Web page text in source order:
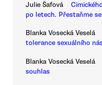
Julie Šafová
po letech. Přestaňme
Blanka Vosecká Veselá
tolerance sexuálního
Blanka Vosecká Veselá
souhlas